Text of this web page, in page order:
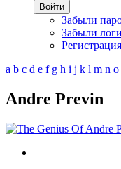
Войти
Забыли
Забыли
Регистрация
a b c d e f g h i j k l m n o
Andre Previn